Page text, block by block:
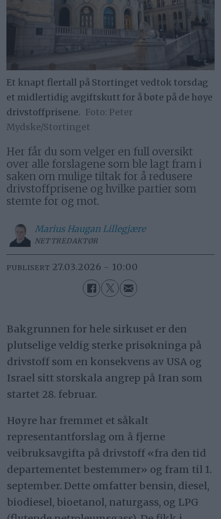
Et knapt flertall på Stortinget vedtok torsdag
et midlertidig avgiftskutt for å bøte på de høye
drivstoffprisene.
Peter
Mydske/Stortinget
Her får du som velger en full oversikt
over alle forslagene som ble lagt fram i
saken om mulige tiltak for å redusere
drivstoffprisene og hvilke partier som
stemte for og mot.
Marius Haugan Lillegjære
NETTREDAKTØR
PUBLISERT 27.03.2026 - 10:00
Bakgrunnen for hele sirkuset er den
plutselige veldig sterke prisøkninga på
drivstoff som en konsekvens av USA og
Israel sitt storskala angrep på Iran som
startet 28. februar.
Høyre har fremmet et såkalt
representantforslag om å fjerne
veibruksavgifta på drivstoff «fra den tid
departementet bestemmer» og fram til 1.
september. Dette omfatter bensin, diesel,
biodiesel, bioetanol, naturgass, og LPG